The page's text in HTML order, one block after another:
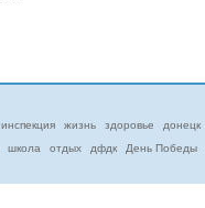
инспекция жизнь здоровье донецк
школа отдых дфдк День Победы